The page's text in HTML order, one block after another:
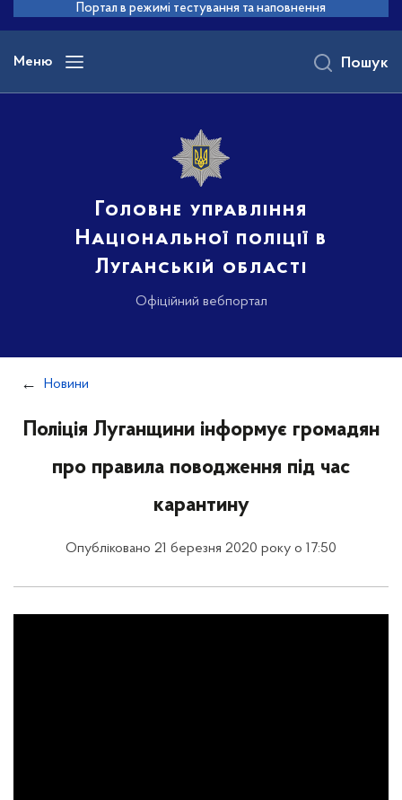
основного
вмісту
Портал в режимі тестування та наповнення
Меню
Головне управління
Національної поліції в
Луганській області
Офіційний вебпортал
Пошук
Новини
Поліція Луганщини інформує громадян
про правила поводження під час
карантину
Опубліковано 21 березня 2020 року о 17:50